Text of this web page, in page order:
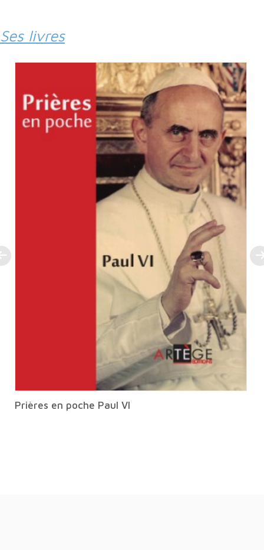
Ses livres
Prières en poche Paul VI